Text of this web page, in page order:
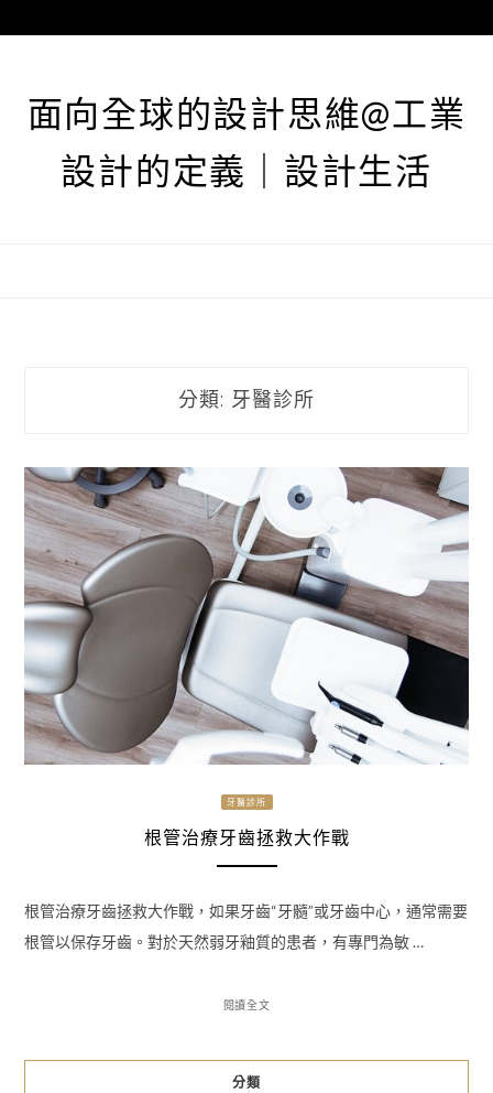
至
面向全球的設計思維@工業
設計的定義｜設計生活
分類: 牙醫診所
牙醫診所
根管治療牙齒拯救大作戰
根管治療牙齒拯救大作戰，如果牙齒“牙髓”或牙齒中心，通常需要
根管以保存牙齒。對於天然弱牙釉質的患者，有專門為敏 …
閱讀全文
分類